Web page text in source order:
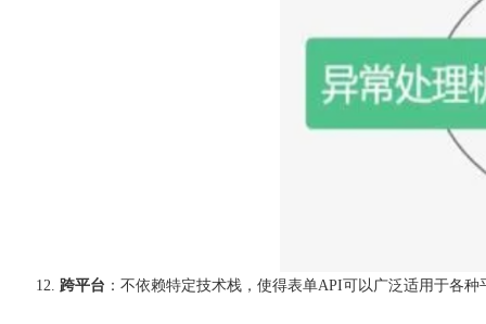
跨平台 ：不依赖特定技术栈，使得表单API可以广泛适用于各种